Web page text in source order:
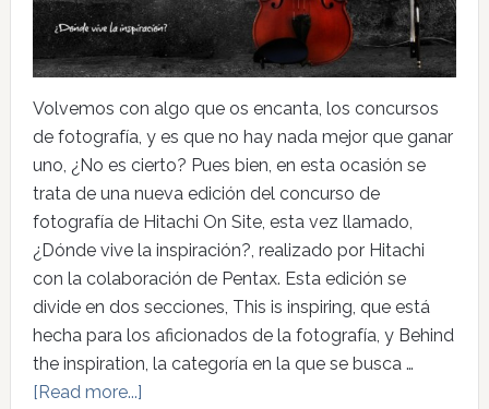
Volvemos con algo que os encanta, los concursos
de fotografía, y es que no hay nada mejor que ganar
uno, ¿No es cierto? Pues bien, en esta ocasión se
trata de una nueva edición del concurso de
fotografía de Hitachi On Site, esta vez llamado,
¿Dónde vive la inspiración?, realizado por Hitachi
con la colaboración de Pentax. Esta edición se
divide en dos secciones, This is inspiring, que está
hecha para los aficionados de la fotografía, y Behind
the inspiration, la categoría en la que se busca …
[Read more...]